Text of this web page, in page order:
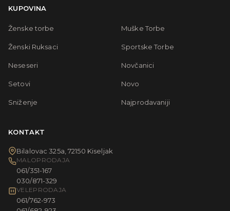
KUPOVINA
Ženske torbe Muške Torbe
Ženski Ruksaci Sportske Torbe
Neseseri Novčanici
Setovi Novo
Sniženje Najprodavaniji
KONTAKT
Bilalovac 325a, 72150 Kiseljak
MALOPRODAJA
061/351-167
030/871-329
VELEPRODAJA
061/762-973